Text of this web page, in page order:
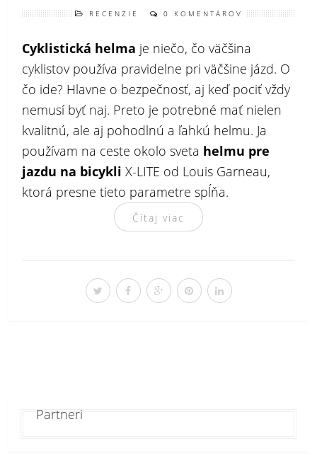
RECENZIE 0 KOMENTÁROV
Cyklistická helma je niečo, čo väčšina
cyklistov používa pravidelne pri väčšine jázd. O
čo ide? Hlavne o bezpečnosť, aj keď pociť vždy
nemusí byť naj. Preto je potrebné mať nielen
kvalitnú, ale aj pohodlnú a ľahkú helmu. Ja
používam na ceste okolo sveta helmu pre
jazdu na bicykli X-LITE od Louis Garneau,
ktorá presne tieto parametre spĺňa.
Čítaj viac
Partneri